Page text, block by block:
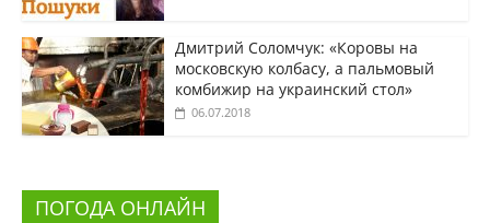
Дмитрий Соломчук: «Коровы на
московскую колбасу, а пальмовый
комбижир на украинский стол»
06.07.2018
ПОГОДА ОНЛАЙН